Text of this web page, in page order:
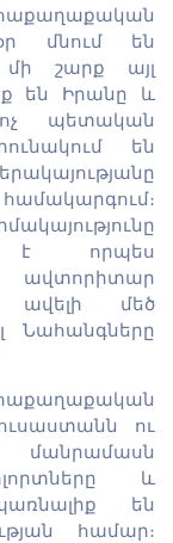
մնում են
շարք այլ
են Իրանը և
ոչ պետական
են
է որպես
ավելի մեծ
Նահանգները
ու
մանրամասն
և
են
համար։